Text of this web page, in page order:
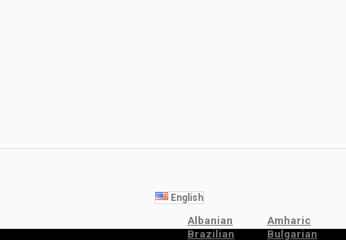
English
Albanian Amharic
Brazilian
Bulgarian